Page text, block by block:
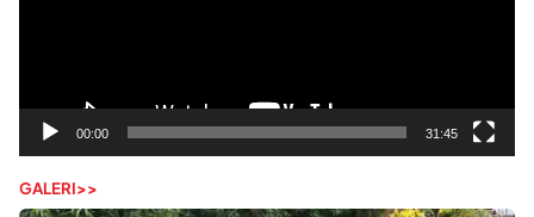
00:00 31:45
GALERI>>